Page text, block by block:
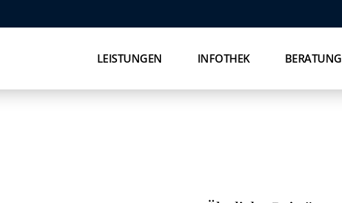
LEISTUNGEN INFOTHEK BERATUNG